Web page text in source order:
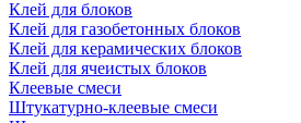
Клей для блоков
Клей для газобетонных блоков
Клей для керамических блоков
Клей для ячеистых блоков
Клеевые смеси
Штукатурно-клеевые смеси